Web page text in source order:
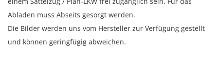
Abladen muss Abseits gesorgt werden.
Die Bilder werden uns vom Hersteller zur Verfügung gestellt
und können geringfügig abweichen.